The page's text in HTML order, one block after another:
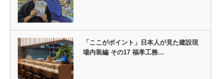
「ここがポイント」日本人が見た建設現
場内装編 その17 福孝工務…